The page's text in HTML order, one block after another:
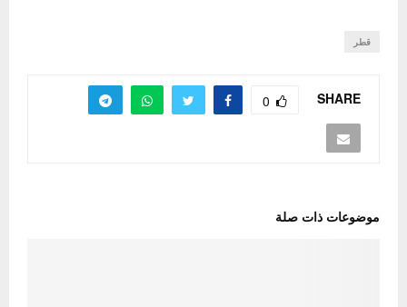
قطر
SHARE
0
موضوعات ذات صلة